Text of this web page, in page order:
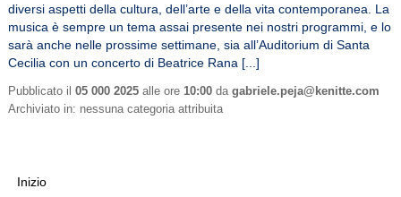
diversi aspetti della cultura, dell’arte e della vita contemporanea. La
musica è sempre un tema assai presente nei nostri programmi, e lo
sarà anche nelle prossime settimane, sia all’Auditorium di Santa
Cecilia con un concerto di Beatrice Rana [...]
Pubblicato il 05 000 2025 alle ore 10:00 da gabriele.peja@kenitte.com
Archiviato in: nessuna categoria attribuita
Inizio